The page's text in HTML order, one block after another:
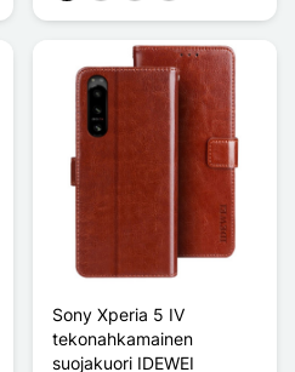
Sony Xperia 5 IV
tekonahkamainen
suojakuori IDEWEI